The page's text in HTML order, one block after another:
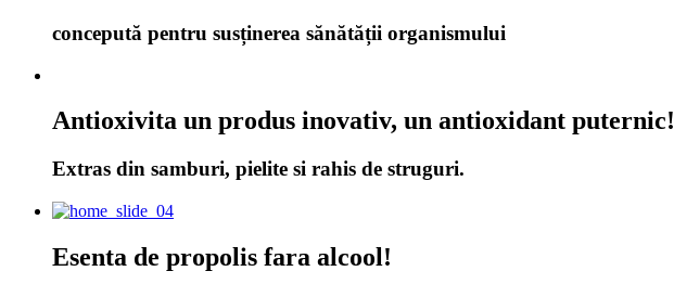
concepută pentru susținerea sănătății organismului
Antioxivita un produs inovativ, un antioxidant puternic!
Extras din samburi, pielite si rahis de struguri.
Esenta de propolis fara alcool!